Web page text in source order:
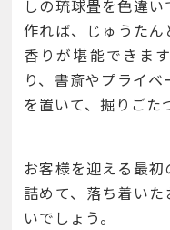
しの琉球畳を色違
作れば、じゅうた
香りが堪能できま
り、書斎やプライ
を置いて、掘りごた
お客様を迎える最
詰めて、落ち着い
いでしょう。